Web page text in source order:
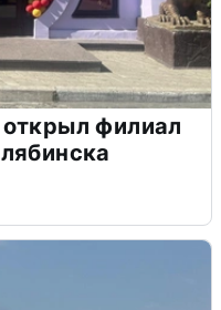
филиал